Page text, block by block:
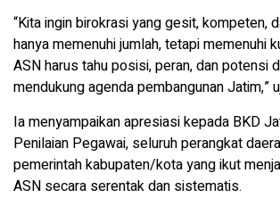
“Kita ingin birokrasi yang gesit, kompeten,
hanya memenuhi jumlah, tetapi memenuhi
ASN harus tahu posisi, peran, dan potensi
mendukung agenda pembangunan Jatim,”
Ia menyampaikan apresiasi kepada BKD
Penilaian Pegawai, seluruh perangkat
pemerintah kabupaten/kota yang ikut
ASN secara serentak dan sistematis.